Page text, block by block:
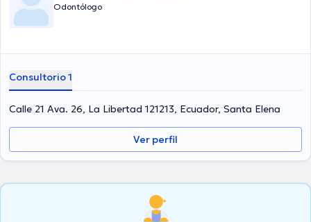
Odontólogo
Consultorio 1
Calle 21 Ava. 26, La Libertad 121213, Ecuador, Santa Elena
Ver perfil